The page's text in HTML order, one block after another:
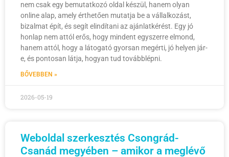
nem csak egy bemutatkozó oldal készül, hanem olyan
online alap, amely érthetően mutatja be a vállalkozást,
bizalmat épít, és segít elindítani az ajánlatkérést. Egy jó
honlap nem attól erős, hogy mindent egyszerre elmond,
hanem attól, hogy a látogató gyorsan megérti, jó helyen jár-
e, és pontosan látja, hogyan tud továbblépni.
BŐVEBBEN »
2026-05-19
Weboldal szerkesztés Csongrád-
Csanád megyében – amikor a meglévő